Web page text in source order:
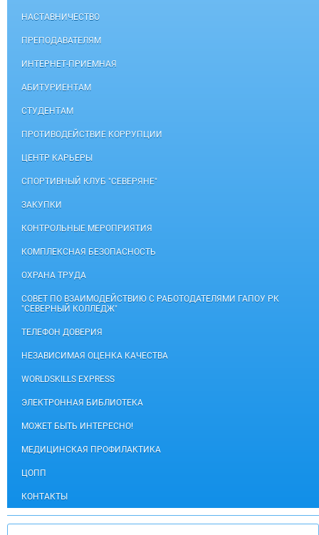
НАСТАВНИЧЕСТВО
ПРЕПОДАВАТЕЛЯМ
ИНТЕРНЕТ-ПРИЕМНАЯ
АБИТУРИЕНТАМ
СТУДЕНТАМ
ПРОТИВОДЕЙСТВИЕ КОРРУПЦИИ
ЦЕНТР КАРЬЕРЫ
СПОРТИВНЫЙ КЛУБ "СЕВЕРЯНЕ"
ЗАКУПКИ
КОНТРОЛЬНЫЕ МЕРОПРИЯТИЯ
КОМПЛЕКСНАЯ БЕЗОПАСНОСТЬ
ОХРАНА ТРУДА
СОВЕТ ПО ВЗАИМОДЕЙСТВИЮ С РАБОТОДАТЕЛЯМИ ГАПОУ РК
"СЕВЕРНЫЙ КОЛЛЕДЖ"
ТЕЛЕФОН ДОВЕРИЯ
НЕЗАВИСИМАЯ ОЦЕНКА КАЧЕСТВА
WORLDSKILLS EXPRESS
ЭЛЕКТРОННАЯ БИБЛИОТЕКА
МОЖЕТ БЫТЬ ИНТЕРЕСНО!
МЕДИЦИНСКАЯ ПРОФИЛАКТИКА
ЦОПП
КОНТАКТЫ